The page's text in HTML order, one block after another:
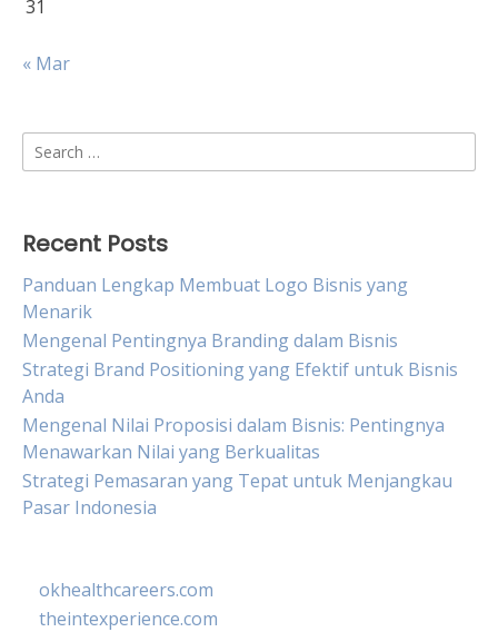
31
« Mar
Search
for:
Recent Posts
Panduan Lengkap Membuat Logo Bisnis yang
Menarik
Mengenal Pentingnya Branding dalam Bisnis
Strategi Brand Positioning yang Efektif untuk Bisnis
Anda
Mengenal Nilai Proposisi dalam Bisnis: Pentingnya
Menawarkan Nilai yang Berkualitas
Strategi Pemasaran yang Tepat untuk Menjangkau
Pasar Indonesia
okhealthcareers.com
theintexperience.com